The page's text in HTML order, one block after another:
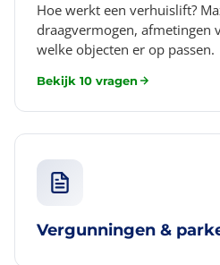
Hoe werkt een verhuislift?
draagvermogen, afmetingen
welke objecten er op passen.
Bekijk 10 vragen
Vergunningen &